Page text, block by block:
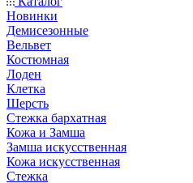
Новинки
Демисезонные
Вельвет
Костюмная
Лоден
Клетка
Шерсть
Стежка бархатная
Кожа и Замша
Замша искусственная
Кожа искусственная
Стежка